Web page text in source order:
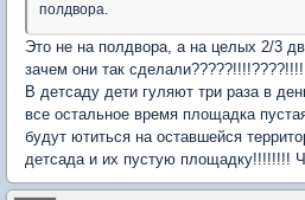
полдвора.
Это не на полдвора, а на целых 2/3
зачем они так
В детсаду дети гуляют три раза в
все остальное время площадка
будут ютиться на оставшейся
детсада и их пустую площадку!!!!!!!!